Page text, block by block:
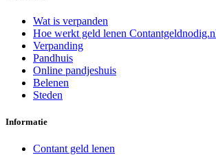
Wat is verpanden
Hoe werkt geld lenen
Verpanding
Pandhuis
Online pandjeshuis
Belenen
Steden
Informatie
Contant geld lenen